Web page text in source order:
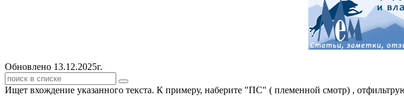
Обновлено 13.12.2025г.
Ищет вхождение указанного текста. К примеру, наберите "ПС" ( племенной смотр) ,